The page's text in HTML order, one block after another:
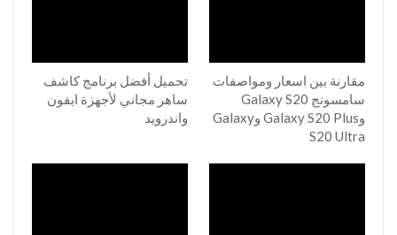
مقارنة بين اسعار ومواصفات
سامسونج Galaxy S20
وGalaxy S20 Plus وGalaxy
S20 Ultra
تحميل أفضل برنامج كاشف
ساهر مجاني لأجهزة ايفون
واندرويد